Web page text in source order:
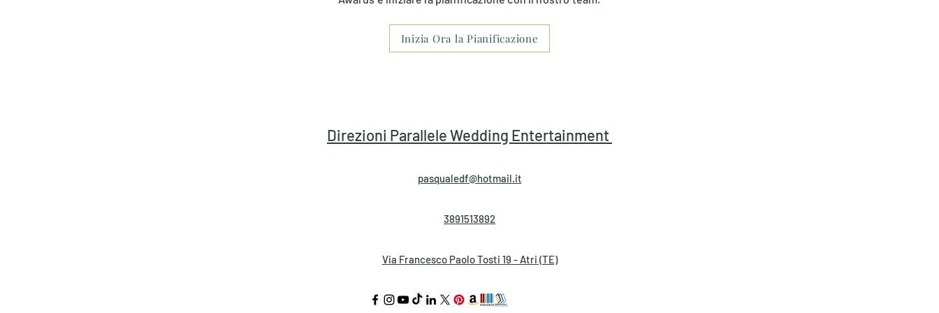
Scalette & Tendenze Pianificazione & Tempistiche
Inizia Ora la Pianificazione
Direzioni ParalleleWedding Entertainment
pasqualedf@hotmail.it
3891513892
Via Francesco Paolo Tosti 19 - Atri (TE)